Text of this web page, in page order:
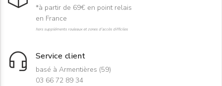
*à partir de 69€ en point relais
en France
hors suppléments rouleaux et zones d'accès difficiles
Service client
basé à Armentières (59)
03 66 72 89 34